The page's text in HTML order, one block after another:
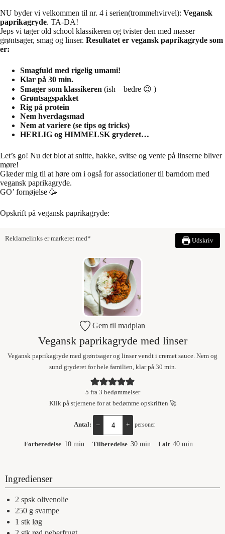
NU byder vi velkommen til nr. 4 i serien(trommehvirvel): Vegansk
paprikagryde. TA-DA!
Jeps vi tager old school klassikeren og tvister den med masser
grøntsager, smag og linser. Resultatet er vegansk paprikagryde som
er:
Smagfuld med rigelig umami!
Klar på 30 min.
Smager som klassikeren (ish – bedre 😉 )
Grøntsagspakket
Rig på protein
Nem hverdagsmad
Nem at variere (se tips og tricks)
HERLIG og HIMMELSK gryderet…
Let’s go! Nu det blot at snitte, hakke, svitse og vente på linserne bliver
møre!
Glæder mig til at høre om i også for associationer til barndom med
vegansk paprikagryde.
GO’ fornøjelse 🥳
Opskrift på vegansk paprikagryde:
Reklamelinks er markeret med* Udskriv
Gem til madplan
Vegansk paprikagryde med linser
Vegansk paprikagryde med grøntsager og linser vendt i cremet sauce. Nem og
sund gryderet for hele familien, klar på 30 min.
5 fra 3 bedømmelser
Klik på stjernene for at bedømme opskriften 🚀
Antal: – + personer
Forberedelse 10 min Tilberedelse 30 min I alt 40 min
Ingredienser
2 spsk olivenolie
250 g svampe
1 stk løg